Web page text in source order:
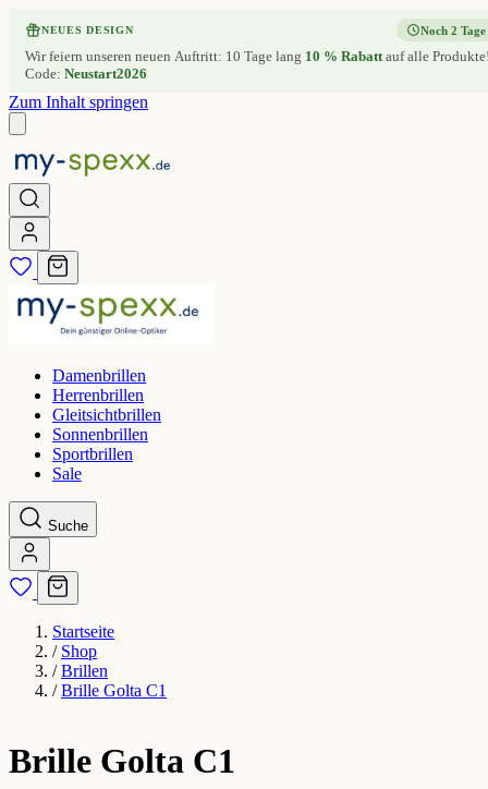
NEUES DESIGN
Wir feiern unseren neuen Auftritt: 10 Tage lang 10 % Rabattauf alle
Code: Neustart2026
Noch 2 Tage
Zum Inhalt springen
Damenbrillen
Herrenbrillen
Gleitsichtbrillen
Sonnenbrillen
Sportbrillen
Sale
Suche
Startseite
/ Shop
/ Brillen
/ Brille Golta C1
Brille Golta C1